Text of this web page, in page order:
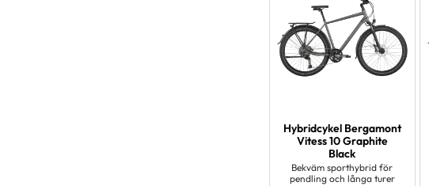
Hybridcykel Bergamont
Vitess 10 Graphite
Black
Bekväm sporthybrid för
pendling och långa turer